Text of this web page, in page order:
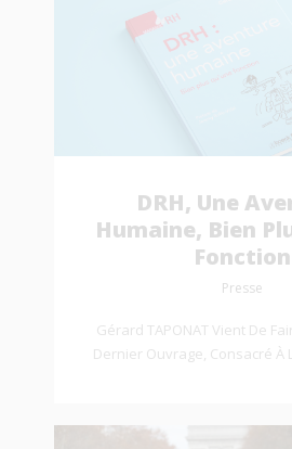
DRH, Une
Humaine, Bien
Fonction
Presse
Gérard TAPONAT Vient De
Dernier Ouvrage, Consacré À